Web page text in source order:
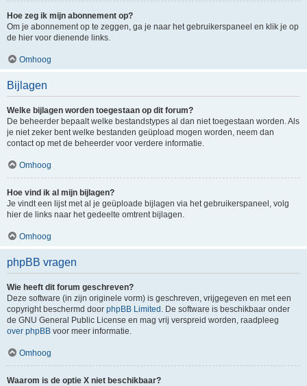
Hoe zeg ik mijn abonnement op?
Om je abonnement op te zeggen, ga je naar het gebruikerspaneel en klik je op
de hier voor dienende links.
Omhoog
Bijlagen
Welke bijlagen worden toegestaan op dit forum?
De beheerder bepaalt welke bestandstypes al dan niet toegestaan worden. Als
je niet zeker bent welke bestanden geüpload mogen worden, neem dan
contact op met de beheerder voor verdere informatie.
Omhoog
Hoe vind ik al mijn bijlagen?
Je vindt een lijst met al je geüploade bijlagen via het gebruikerspaneel, volg
hier de links naar het gedeelte omtrent bijlagen.
Omhoog
phpBB vragen
Wie heeft dit forum geschreven?
Deze software (in zijn originele vorm) is geschreven, vrijgegeven en met een
copyright beschermd door phpBB Limited . De software is beschikbaar onder
de GNU General Public License en mag vrij verspreid worden, raadpleeg
over phpBB voor meer informatie.
Omhoog
Waarom is de optie X niet beschikbaar?